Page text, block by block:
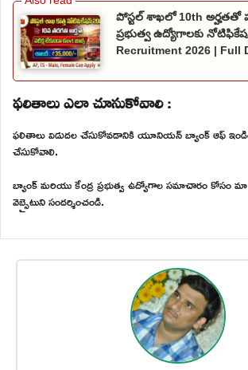
పోస్టల్ శాఖలో 10th అర్హతతో
ప్రభుత్వ ఉద్యోగాలకు
Recruitment 2026 | Full
ఫలితాలు ఎలా చూసుకోవాలి :
ఫలితాలు విడుదల చేసుకోవడానికి యూనియన్ బ్యాంక్ ఆఫ్
చేసుకోవాలి.
బ్యాంక్ మరియు కేంద్ర ప్రభుత్వ ఉద్యోగాల సమాచారం కోసం
వెబ్సైటుని సందర్శించండి.